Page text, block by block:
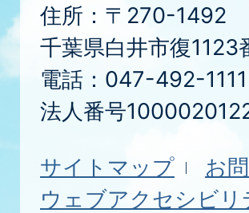
住所：〒270-1492
千葉県白井市復1123
電話：047-492-1111
法人番号
サイトマップ
お
ウェブアクセシビリ